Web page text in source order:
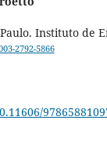
Instituto de
2792-5866